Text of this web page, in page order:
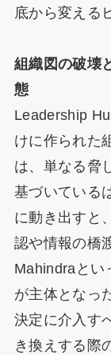
底から変える
組織図の破壊
態
Leadership
けに作られた
は、単なる脅
基づいている
に動き出すと
認や情報の橋
Mahindraとい
が主体となっ
決定に介入す
き換えする際